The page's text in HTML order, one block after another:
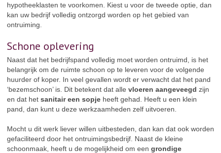
hypotheeklasten te voorkomen. Kiest u voor de tweede optie, dan
kan uw bedrijf volledig ontzorgd worden op het gebied van
ontruiming.
Schone oplevering
Naast dat het bedrijfspand volledig moet worden ontruimd, is het
belangrijk om de ruimte schoon op te leveren voor de volgende
huurder of koper. In veel gevallen wordt er verwacht dat het pand
‘bezemschoon’ is. Dit betekent dat alle vloeren aangeveegd zijn
en dat het sanitair een sopje heeft gehad. Heeft u een klein
pand, dan kunt u deze werkzaamheden zelf uitvoeren.
Mocht u dit werk liever willen uitbesteden, dan kan dat ook worden
gefaciliteerd door het ontruimingsbedrijf. Naast de kleine
schoonmaak, heeft u de mogelijkheid om een grondige